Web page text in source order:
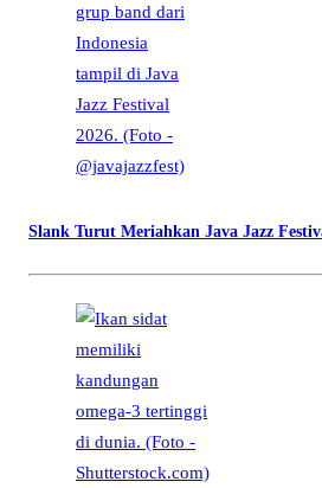
Slank Turut Meriahkan Java Jazz